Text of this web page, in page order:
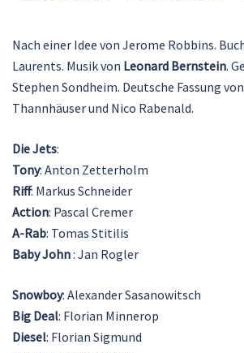
Nach einer Idee von Jerome Robbins.
Laurents. Musik von Leonard Bernstein.
Stephen Sondheim. Deutsche Fassung
Thannhäuser und Nico Rabenald.
Die Jets:
Tony: Anton Zetterholm
Riff: Markus Schneider
Action: Pascal Cremer
A-Rab: Tomas Stitilis
Baby John: Jan Rogler
Snowboy: Alexander Sasanowitsch
Big Deal: Florian Minnerop
Diesel: Florian Sigmund